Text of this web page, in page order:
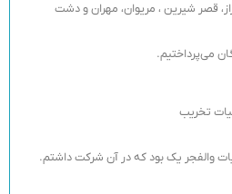
قصر شیرین ، مریوان، مهران و دشت
می‌پرداختیم.
تخریب
والفجر یک بود که در آن شرکت داشتم.